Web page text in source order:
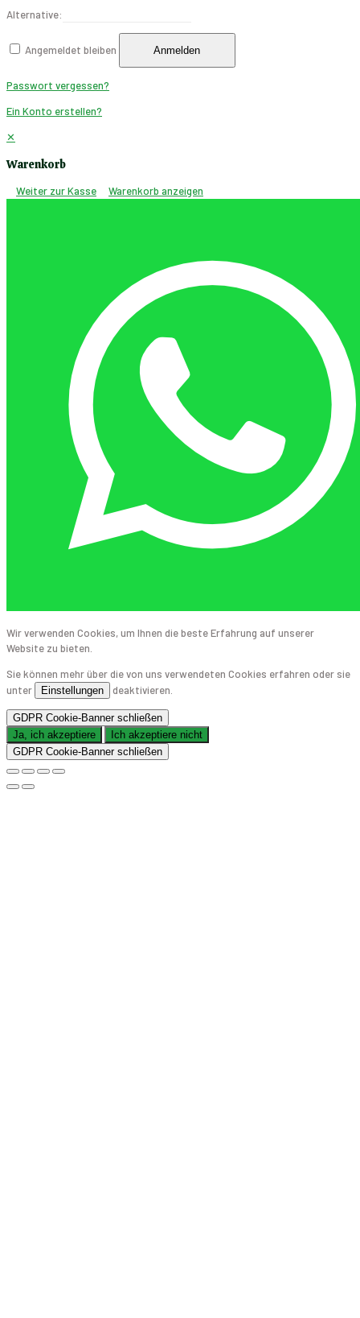
Alternative:
Angemeldet bleiben Anmelden
Passwort vergessen?
Ein Konto erstellen?
✕
Warenkorb
Weiter zur Kasse Warenkorb anzeigen
Wir verwenden Cookies, um Ihnen die beste Erfahrung auf unserer
Website zu bieten.
Sie können mehr über die von uns verwendeten Cookies erfahren oder sie
unter
Einstellungen deaktivieren.
GDPR Cookie-Banner schließen
Ja, ich akzeptiere
Ich akzeptiere nicht
GDPR Cookie-Banner schließen